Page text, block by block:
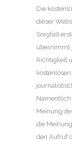
Die
dieser
Sorgfalt
übernimmt
Richtigkeit
Namentlich
Meinung
die
den Aufruf